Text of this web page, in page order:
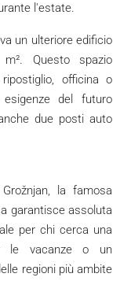
l'estate.
un ulteriore edificio
Questo spazio
officina o
del futuro
due posti auto
la famosa
garantisce assoluta
per chi cerca una
le vacanze o un
regioni più ambite